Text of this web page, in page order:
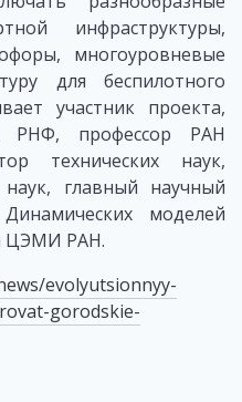
инфраструктуры,
многоуровневые
для беспилотного
участник проекта,
РНФ, профессор РАН
технических наук,
главный научный
моделей
ЦЭМИ РАН.
evolyutsionnyy-
gorodskie-